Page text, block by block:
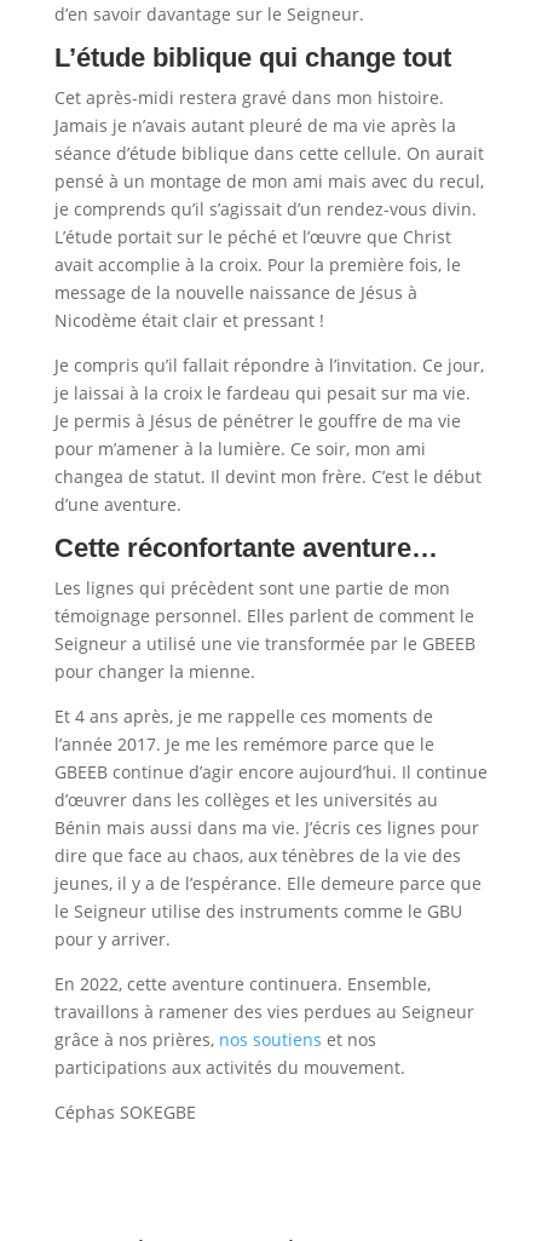
d’en savoir davantage sur le Seigneur.
L’étude biblique qui change tout
Cet après-midi restera gravé dans mon histoire.
Jamais je n’avais autant pleuré de ma vie après la
séance d’étude biblique dans cette cellule. On aurait
pensé à un montage de mon ami mais avec du recul,
je comprends qu’il s’agissait d’un rendez-vous divin.
L’étude portait sur le péché et l’œuvre que Christ
avait accomplie à la croix. Pour la première fois, le
message de la nouvelle naissance de Jésus à
Nicodème était clair et pressant !
Je compris qu’il fallait répondre à l’invitation. Ce jour,
je laissai à la croix le fardeau qui pesait sur ma vie.
Je permis à Jésus de pénétrer le gouffre de ma vie
pour m’amener à la lumière. Ce soir, mon ami
changea de statut. Il devint mon frère. C’est le début
d’une aventure.
Cette réconfortante aventure…
Les lignes qui précèdent sont une partie de mon
témoignage personnel. Elles parlent de comment le
Seigneur a utilisé une vie transformée par le GBEEB
pour changer la mienne.
Et 4 ans après, je me rappelle ces moments de
l’année 2017. Je me les remémore parce que le
GBEEB continue d’agir encore aujourd’hui. Il continue
d’œuvrer dans les collèges et les universités au
Bénin mais aussi dans ma vie. J’écris ces lignes pour
dire que face au chaos, aux ténèbres de la vie des
jeunes, il y a de l’espérance. Elle demeure parce que
le Seigneur utilise des instruments comme le GBU
pour y arriver.
En 2022, cette aventure continuera. Ensemble,
travaillons à ramener des vies perdues au Seigneur
grâce à nos prières, nos soutiens et nos
participations aux activités du mouvement.
Céphas SOKEGBE